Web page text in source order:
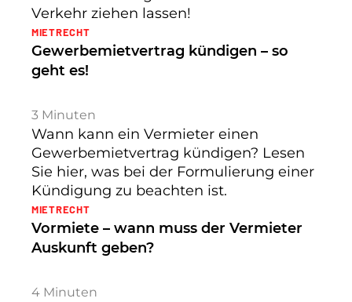
Verkehr ziehen lassen!
MIETRECHT
Gewerbemietvertrag kündigen – so
geht es!
3 Minuten
Wann kann ein Vermieter einen
Gewerbemietvertrag kündigen? Lesen
Sie hier, was bei der Formulierung einer
Kündigung zu beachten ist.
MIETRECHT
Vormiete – wann muss der Vermieter
Auskunft geben?
4 Minuten